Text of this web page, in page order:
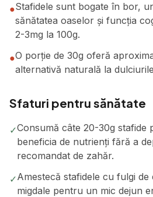
●Stafidele sunt bogate în bor,
sănătatea oaselor și funcția
2-3mg la 100g.
●O porție de 30g oferă
alternativă naturală la
Sfaturi pentru sănătate
✓Consumă câte 20-30g stafide
beneficia de nutrienți fără a
recomandat de zahăr.
✓Amestecă stafidele cu fulgi de
migdale pentru un mic dejun